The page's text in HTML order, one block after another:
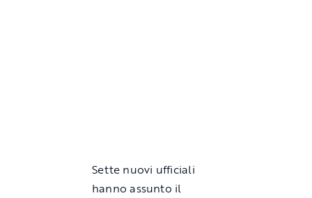
Sette nuovi ufficiali
hanno assunto il